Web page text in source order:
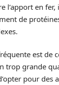
l’apport en
de
est de
trop grande
pour des